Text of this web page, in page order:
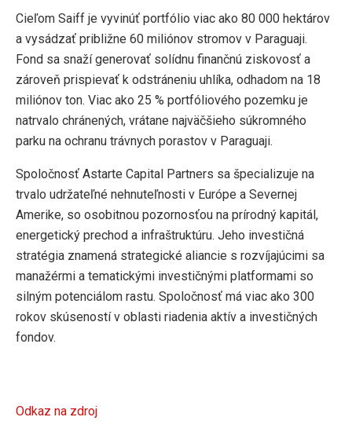
Cieľom Saiff je vyvinúť portfólio viac ako 80 000 hektárov
a vysádzať približne 60 miliónov stromov v Paraguaji.
Fond sa snaží generovať solídnu finančnú ziskovosť a
zároveň prispievať k odstráneniu uhlíka, odhadom na 18
miliónov ton. Viac ako 25 % portfóliového pozemku je
natrvalo chránených, vrátane najväčšieho súkromného
parku na ochranu trávnych porastov v Paraguaji.
Spoločnosť Astarte Capital Partners sa špecializuje na
trvalo udržateľné nehnuteľnosti v Európe a Severnej
Amerike, so osobitnou pozornosťou na prírodný kapitál,
energetický prechod a infraštruktúru. Jeho investičná
stratégia znamená strategické aliancie s rozvíjajúcimi sa
manažérmi a tematickými investičnými platformami so
silným potenciálom rastu. Spoločnosť má viac ako 300
rokov skúseností v oblasti riadenia aktív a investičných
fondov.
Odkaz na zdroj